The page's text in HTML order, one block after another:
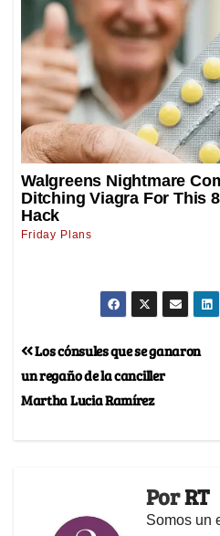
Los cónsules que se ganaron
un regaño de la canciller
Martha Lucia Ramírez
PorRT
Somos un